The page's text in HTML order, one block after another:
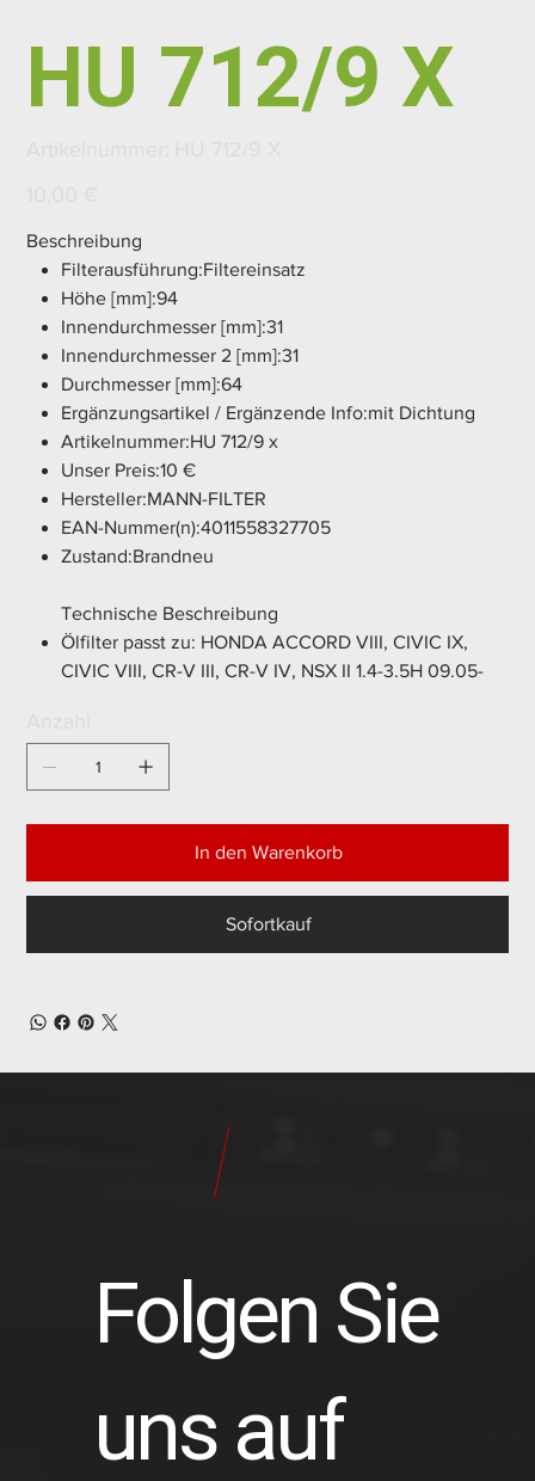
HU 712/9 X
Beschreibung
Filterausführung:Filtereinsatz
Höhe [mm]:94
Innendurchmesser [mm]:31
Innendurchmesser 2 [mm]:31
Durchmesser [mm]:64
Ergänzungsartikel / Ergänzende Info:mit Dichtung
Artikelnummer:HU 712/9 x
Unser Preis:10 €
Hersteller:MANN-FILTER
EAN-Nummer(n):4011558327705
Zustand:Brandneu
Technische Beschreibung
Ölfilter passt zu: HONDA ACCORD VIII, CIVIC IX,
CIVIC VIII, CR-V III, CR-V IV, NSX II 1.4-3.5H 09.05-
In den Warenkorb
Sofortkauf
Folgen Sie
uns auf